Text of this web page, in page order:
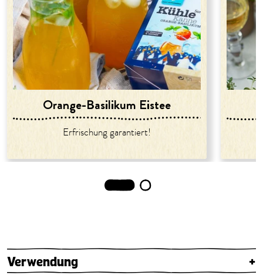
Orange-Basilikum Eistee
Erfrischung garantiert!
1 2
Verwendung +